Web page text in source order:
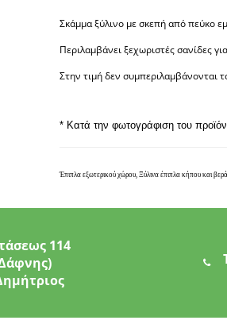
Σκάμμα ξύλινο με σκεπή από πεύκο
Περιλαμβάνει ξεχωριστές σανίδες
Στην τιμή δεν συμπεριλαμβάνονται
* Κατά την φωτογράφιση του
Έπιπλα εξωτερικού χώρου, Ξύλινα έπιπλα κήπου και
114